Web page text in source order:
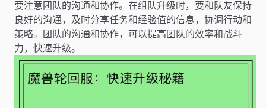
要注意团队的沟通和协作。在组队升级时，要和队友保持
良好的沟通，及时分享任务和经验值的信息，协调行动和
策略。团队的沟通和协作，可以提高团队的效率和战斗
力，快速升级。